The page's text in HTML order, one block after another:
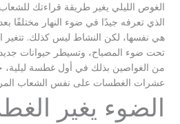
الغوص الليلي يغير طريقة قراءتك للشعاب
الذي تعرفه جيدًا في ضوء النهار مختلفًا
هي نفسها، لكن النشاط ليس كذلك. تتغير
تحت ضوء المصباح، وتسيطر حيوانات جديدة
من الغواصين بذلك في أول غطسة ليلية، حتى
عشرات الغطسات على نفس الشعاب
الضوء يغير